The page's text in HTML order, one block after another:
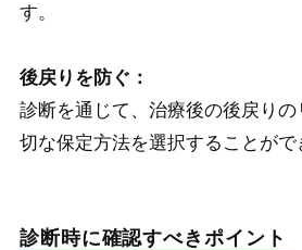
す。
後戻りを防ぐ：
診断を通じて、治療後の後戻り
切な保定方法を選択することがで
診断時に確認すべきポイント